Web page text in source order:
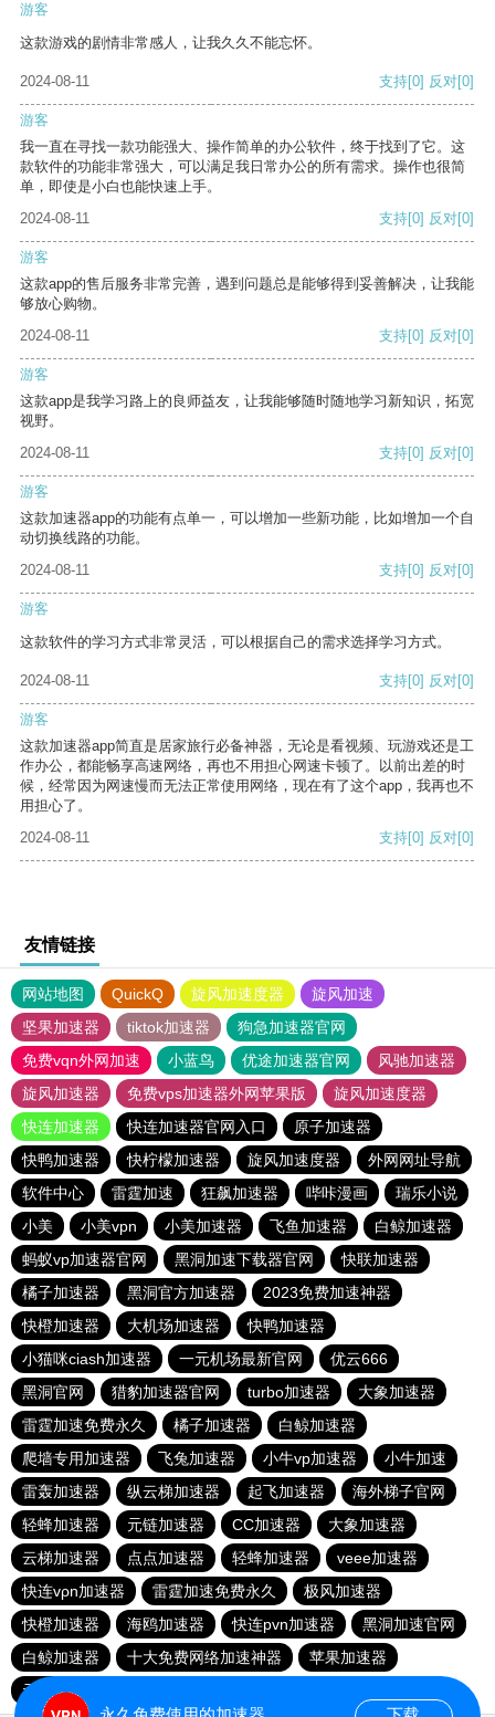
游客
这款游戏的剧情非常感人，让我久久不能忘怀。
2024-08-11 支持[0] 反对[0]
游客
我一直在寻找一款功能强大、操作简单的办公软件，终于找到了它。这
款软件的功能非常强大，可以满足我日常办公的所有需求。操作也很简
单，即使是小白也能快速上手。
2024-08-11
支持[0] 反对[0]
游客
这款app的售后服务非常完善，遇到问题总是能够得到妥善解决，让我能
够放心购物。
2024-08-11
支持[0] 反对[0]
游客
这款app是我学习路上的良师益友，让我能够随时随地学习新知识，拓宽
视野。
2024-08-11
支持[0] 反对[0]
游客
这款加速器app的功能有点单一，可以增加一些新功能，比如增加一个自
动切换线路的功能。
2024-08-11
支持[0] 反对[0]
游客
这款软件的学习方式非常灵活，可以根据自己的需求选择学习方式。
2024-08-11 支持[0] 反对[0]
游客
这款加速器app简直是居家旅行必备神器，无论是看视频、玩游戏还是工
作办公，都能畅享高速网络，再也不用担心网速卡顿了。以前出差的时
候，经常因为网速慢而无法正常使用网络，现在有了这个app，我再也不
用担心了。
2024-08-11
支持[0] 反对[0]
友情链接
网站地图 QuickQ 旋风加速度器
旋风加速
坚果加速器
tiktok加速器
狗急加速器官网
免费vqn外网加速
小蓝鸟 优途加速器官网
风驰加速器
旋风加速器
免费vps加速器外网苹果版
旋风加速度器
快连加速器
快连加速器官网入口
原子加速器
快鸭加速器
快柠檬加速器 旋风加速度器
外网网址导航
软件中心
雷霆加速 狂飙加速器 哔咔漫画
瑞乐小说
小美
小美vpn 小美加速器 飞鱼加速器
白鲸加速器
蚂蚁vp加速器官网
黑洞加速下载器官网
快联加速器
橘子加速器
黑洞官方加速器
2023免费加速神器
快橙加速器
大机场加速器
快鸭加速器
小猫咪ciash加速器
一元机场最新官网
优云666
黑洞官网
猎豹加速器官网 turbo加速器
大象加速器
雷霆加速免费永久
橘子加速器
白鲸加速器
爬墙专用加速器
飞兔加速器 小牛vp加速器
小牛加速
雷轰加速器
纵云梯加速器 起飞加速器
海外梯子官网
轻蜂加速器
元链加速器 CC加速器
大象加速器
云梯加速器
点点加速器 轻蜂加速器
veee加速器
快连vρn加速器
雷霆加速免费永久
极风加速器
快橙加速器
海鸥加速器 快连pvn加速器
黑洞加速官网
白鲸加速器
十大免费网络加速神器
苹果加速器
元链加速器